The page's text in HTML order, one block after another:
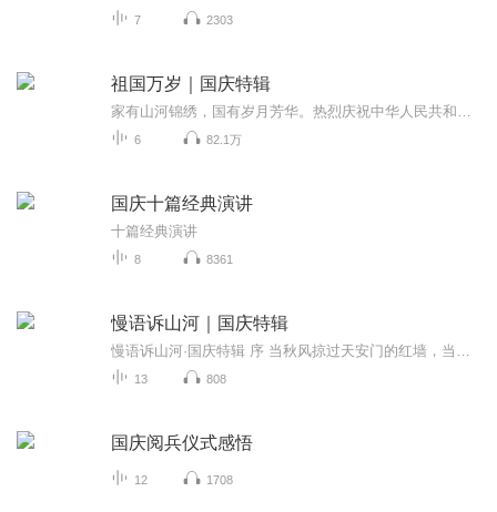
7 2303
祖国万岁｜国庆特辑
6 82.1万
国庆十篇经典演讲
十篇经典演讲
8 8361
慢语诉山河｜国庆特辑
13 808
国庆阅兵仪式感悟
12 1708